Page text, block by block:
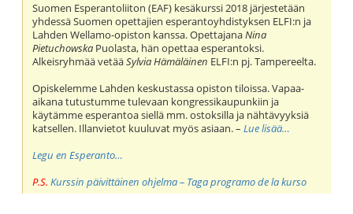
Suomen Esperantoliiton (EAF) kesäkurssi 2018 järjestetään
yhdessä Suomen opettajien esperantoyhdistyksen ELFI:n ja
Lahden Wellamo-opiston kanssa. OpettajanaNina
Pietuchowska Puolasta, hän opettaa esperantoksi.
Alkeisryhmää vetääSylvia Hämäläinen ELFI:n pj. Tampereelta.
Opiskelemme Lahden keskustassa opiston tiloissa. Vapaa-
aikana tutustumme tulevaan kongressikaupunkiin ja
käytämme esperantoa siellä mm. ostoksilla ja nähtävyyksiä
katsellen. Illanvietot kuuluvat myös asiaan. –Lue lisää…
Legu en Esperanto…
P.S. Kurssin päivittäinen ohjelma – Taga programo de la kurso